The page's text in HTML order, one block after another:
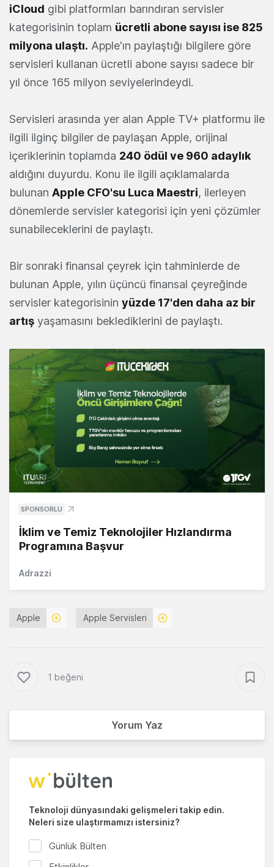
iCloud gibi platformları barındıran servisler
kategorisinin toplam ücretli abone sayısı ise 825
milyona ulaştı. Apple'ın paylaştığı bilgilere göre
servisleri kullanan ücretli abone sayısı sadece bir
yıl önce 165 milyon seviyelerindeydi.
Servisleri arasında yer alan Apple TV+ platformu ile
ilgili ilginç bilgiler de paylaşan Apple, orijinal
içeriklerinin toplamda 240 ödül ve 960 adaylık
aldığını duyurdu. Konu ile ilgili açıklamalarda
bulunan Apple CFO'su Luca Maestri, ilerleyen
dönemlerde servisler kategorisi için yeni çözümler
sunabileceklerini de paylaştı.
Bir sonraki finansal çeyrek için tahminlerde de
bulunan Apple, yılın üçüncü finansal çeyreğinde
servisler kategorisinin yüzde 17'den daha az bir
artış yaşamasını beklediklerini de paylaştı.
SPONSORLU
İklim ve Temiz Teknolojiler Hızlandırma
Programına Başvur
Adrazzi
Apple Apple Servisleri
1 beğeni
Yorum Yaz
Teknoloji dünyasındaki gelişmeleri takip edin.
Neleri size ulaştırmamızı istersiniz?
Günlük Bülten